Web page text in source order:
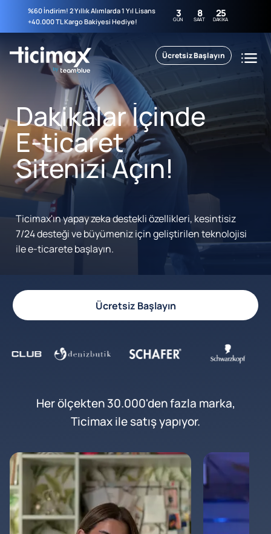
%60 İndirim! 2 Yıllık Alımlarda 1 Yıl Lisans
+40.000 TL Kargo Bakiyesi Hediye!
3
GÜN 8
SAAT 25
DAKIKA
Ücretsiz Başlayın
Dakikalar İçinde
E-ticaret
Sitenizi Açın!
Ticimax'ın yapay zeka destekli özellikleri, kesintisiz
7/24 desteği ve büyümeniz için geliştirilen teknolojisi
ile e-ticarete başlayın.
Ücretsiz Başlayın
Her ölçekten 30.000'den fazla marka,
Ticimax ile satış yapıyor.